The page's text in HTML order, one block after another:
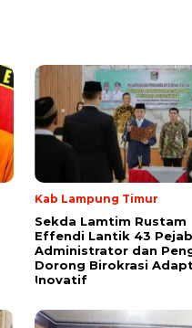
Kab Lampung Timur
Sekda Lamtim Rustam
Effendi Lantik 43
Administrator dan
Dorong Birokrasi
Inovatif